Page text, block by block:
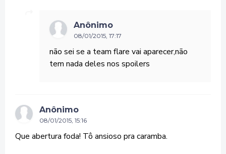
Anônimo
08/01/2015, 17:17
não sei se a team flare vai aparecer,não
tem nada deles nos spoilers
Anônimo
08/01/2015, 15:16
Que abertura foda! Tô ansioso pra caramba.